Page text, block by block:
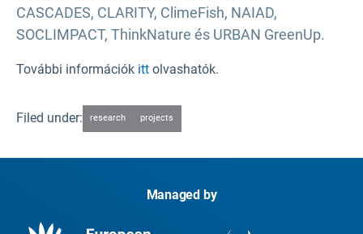
CASCADES, CLARITY, ClimeFish, NAIAD,
SOCLIMPACT, ThinkNature és URBAN GreenUp.
További információk itt olvashatók.
Filed under: research projects
Managed by